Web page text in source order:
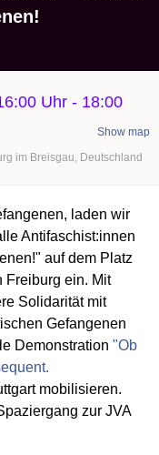
Uhr - 18:00
im Breisgau Deutschland
Show map
laden wir
Antifaschist:innen
auf dem Platz
Freiburg ein. Mit
Solidarität mit
Gefangenen
Demonstration "Ob
mobilisieren.
zur JVA